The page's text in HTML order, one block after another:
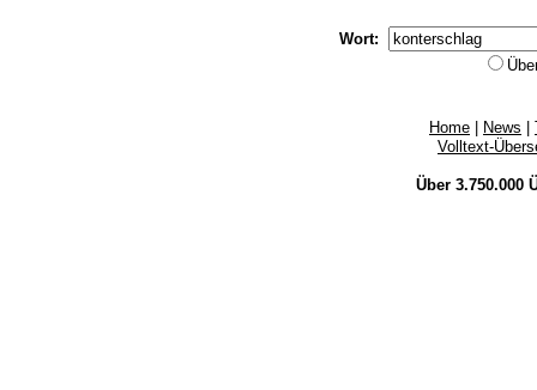
Wort:
Home News
Volltext-
Über 3.750.000